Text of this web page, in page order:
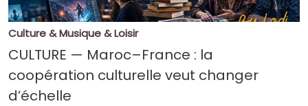
Culture & Musique & Loisir
CULTURE — Maroc–France : la
coopération culturelle veut changer
d’échelle